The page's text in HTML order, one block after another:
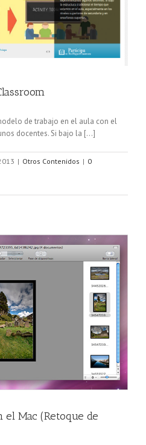
de trabajo en el aula con el
docentes. Si bajo la [...]
| Otros Contenidos | 0
el Mac (Retoque de